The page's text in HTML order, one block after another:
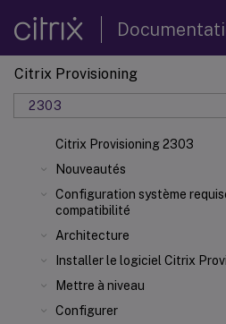
Citrix Provisioning
2303
Citrix Provisioning 2303
Nouveautés
Configuration système
compatibilité
Architecture
Installer le logiciel Citrix
Mettre à niveau
Configurer